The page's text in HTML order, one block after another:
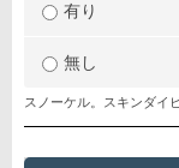
有り
無し
スノーケル。スキンダイ